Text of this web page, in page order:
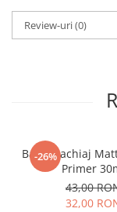
Review-uri(0)
-26%
Baza machiaj
Primer
43,00
32,00